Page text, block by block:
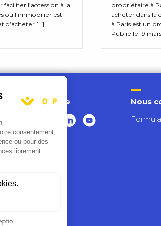
faciliter l’accession à la
où l’immobilier est
d’acheter […]
propriétaire à
acheter dans la
à Paris est un
Publié le 19
Nous suivre
Nous